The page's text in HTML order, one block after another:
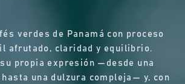
verdes de Panamá con proceso
afrutado, claridad y equilibrio.
propia expresión —desde una
una dulzura compleja— y, con